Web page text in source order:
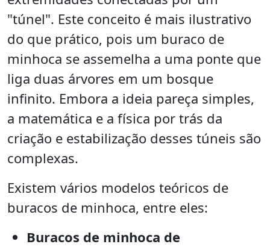
"túnel". Este conceito é mais ilustrativo
do que prático, pois um buraco de
minhoca se assemelha a uma ponte que
liga duas árvores em um bosque
infinito. Embora a ideia pareça simples,
a matemática e a física por trás da
criação e estabilização desses túneis são
complexas.
Existem vários modelos teóricos de
buracos de minhoca, entre eles:
Buracos de minhoca de